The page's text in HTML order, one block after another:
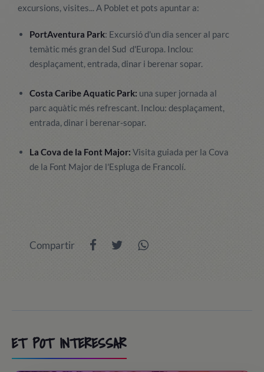
excursions, visites... A Poblet et pots apuntar a:
PortAventura Park: Excursió d'un dia sencer al parc
temàtic més gran del Sud d'Europa. Inclou:
desplaçament, entrada, dinar i berenar sopar.
Costa Caribe Aquatic Park: una super jornada al
parc aquàtic més refrescant. Inclou: desplaçament,
entrada, dinar i berenar-sopar.
La Cova de la Font Major: Visita guiada per la Cova
de la Font Major de l'Espluga de Francolí.
Compartir
ET POT INTERESSAR